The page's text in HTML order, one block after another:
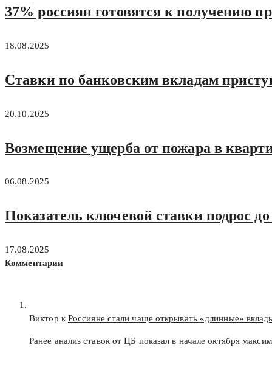
37% россиян готовятся к получению
18.08.2025
Ставки по банковским вкладам
20.10.2025
Возмещение ущерба от пожара в
06.08.2025
Показатель ключевой ставки подрос
17.08.2025
Комментарии
Виктор кРоссияне стали чаще открывать «длинные»
Ранее анализ ставок от ЦБ показал в начале октября